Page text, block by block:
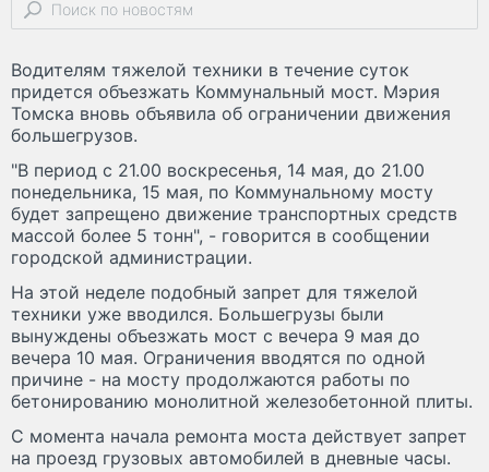
Водителям тяжелой техники в течение суток
придется объезжать Коммунальный мост. Мэрия
Томска вновь объявила об ограничении движения
большегрузов.
"В период с 21.00 воскресенья, 14 мая, до 21.00
понедельника, 15 мая, по Коммунальному мосту
будет запрещено движение транспортных средств
массой более 5 тонн", - говорится в сообщении
городской администрации.
На этой неделе подобный запрет для тяжелой
техники уже вводился. Большегрузы были
вынуждены объезжать мост с вечера 9 мая до
вечера 10 мая. Ограничения вводятся по одной
причине - на мосту продолжаются работы по
бетонированию монолитной железобетонной плиты.
С момента начала ремонта моста действует запрет
на проезд грузовых автомобилей в дневные часы.